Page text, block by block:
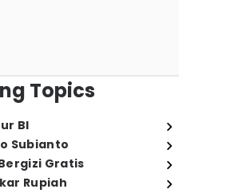
Topics
BI
Subianto
Gratis
Rupiah